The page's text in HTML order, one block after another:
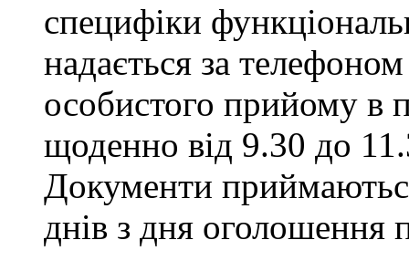
специфіки
надається за
особистого прийому в
щоденно від 9.30 до
Документи
днів з дня оголошення